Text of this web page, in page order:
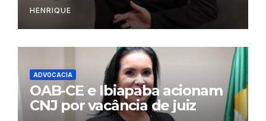
HENRIQUE
ADVOCACIA
OAB-CE e Ibiapaba acionam
CNJ por vacância de juiz